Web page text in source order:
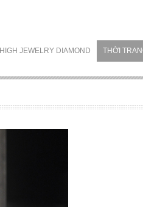
HIGH JEWELRY DIAMOND THỜI